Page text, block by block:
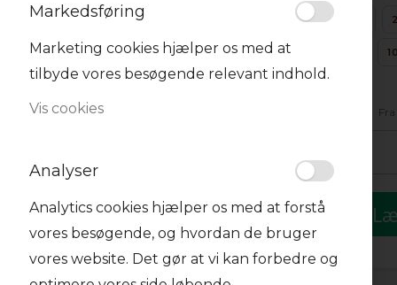
Fra
Markedsføring
Marketing cookies hjælper os med at
tilbyde vores besøgende relevant indhold.
Vis cookies
Analyser
Analytics cookies hjælper os med at forstå
vores besøgende, og hvordan de bruger
vores website. Det gør at vi kan forbedre og